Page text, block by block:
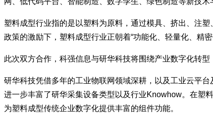
塑料成型行业指的是以塑料为原料，通过模具、挤出、注
政策的激励下，塑料成型行业正朝着“功能化、轻量化、精
此次双方合作，科强信息与研华科技将围绕产业数字化转
研华科技凭借多年的工业物联网领域深耕，以及工业云平
进一步丰富了研华采集设备类型以及行业Knowhow。在塑
为塑料成型传统企业数字化提供丰富的组件功能。